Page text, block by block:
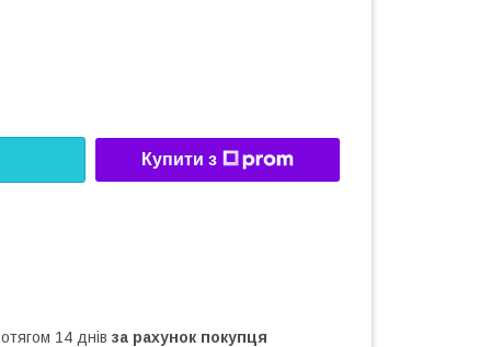
Купити з
14 днів за рахунок покупця